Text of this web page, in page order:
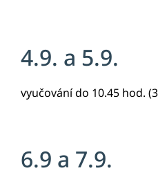
4.9. a 5.9.
vyučování do 10.45 hod.
6.9 a 7.9.